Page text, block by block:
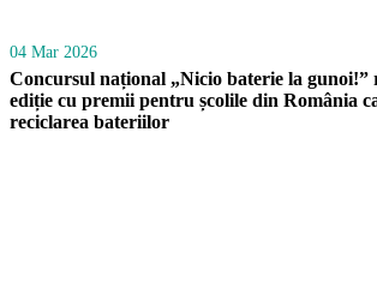
04 Mar 2026
Concursul național „Nicio baterie la gunoi!”
ediție cu premii pentru școlile din România
reciclarea bateriilor